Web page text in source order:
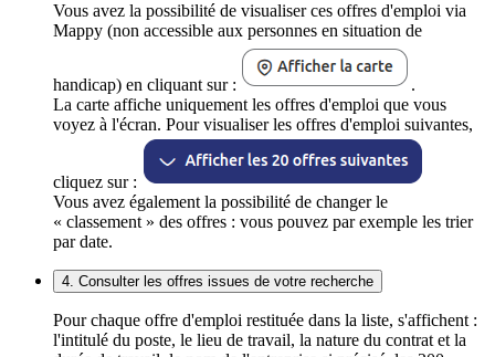
Vous avez la possibilité de visualiser ces offres d'emploi via
Mappy (non accessible aux personnes en situation de
handicap) en cliquant sur :
.
La carte affiche uniquement les offres d'emploi que vous
voyez à l'écran. Pour visualiser les offres d'emploi suivantes,
cliquez sur :
Vous avez également la possibilité de changer le
« classement » des offres : vous pouvez par exemple les trier
par date.
4. Consulter les offres issues de votre recherche
Pour chaque offre d'emploi restituée dans la liste, s'affichent :
l'intitulé du poste, le lieu de travail, la nature du contrat et la